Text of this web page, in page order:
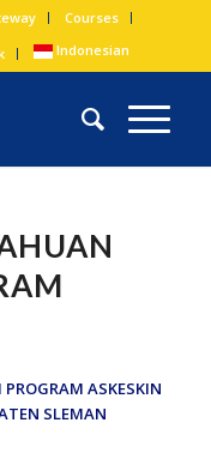
Courses
Indonesian
ASKESKIN
SLEMAN